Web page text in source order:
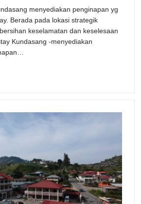
menyediakan penginapan yg
Berada pada lokasi strategik
keselamatan dan keselesaan
Kundasang -menyediakan